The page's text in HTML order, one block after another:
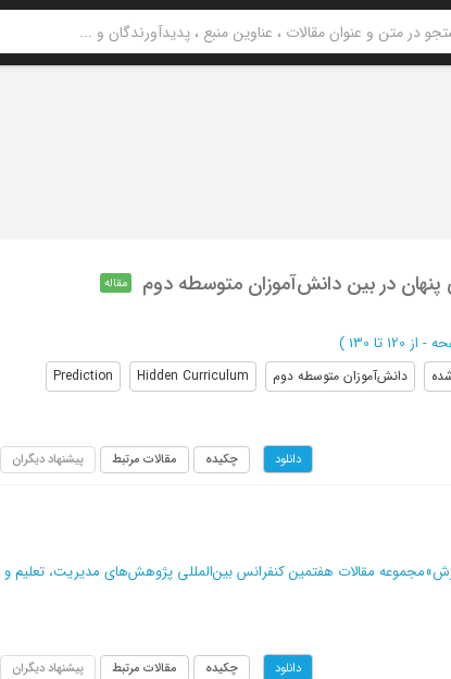
در بین دانش‌آموزان متوسطه دوم مقاله
از 120 تا 130 )
دانش‌آموزان متوسطه دوم Hidden Curriculum
Prediction
دانلود چکیده مقالات مرتبط پیشنهاد دیگران
»مجموعه مقالات هفتمین کنفرانس بین‌المللی پژوهش‌های مدیریت، تعلیم و
دانلود چکیده مقالات مرتبط پیشنهاد دیگران